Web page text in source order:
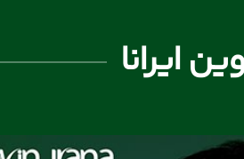
ایرانا